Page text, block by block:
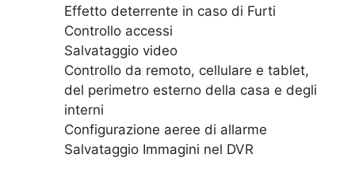
Effetto deterrente in caso di Furti
Controllo accessi
Salvataggio video
Controllo da remoto, cellulare e tablet,
del perimetro esterno della casa e degli
interni
Configurazione aeree di allarme
Salvataggio Immagini nel DVR